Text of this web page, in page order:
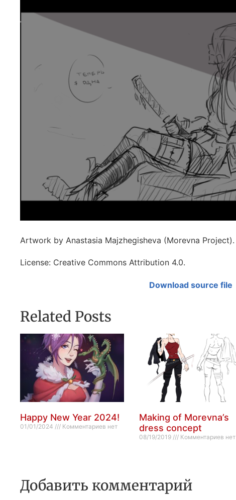
Artwork by Anastasia Majzhegisheva (Morevna Project).
License: Creative Commons Attribution 4.0.
Download source file
Related Posts
Happy New Year 2024!
01/01/2024 Комментариев нет
Making of Morevna’s
dress concept
08/19/2019 Комментариев нет
Добавить комментарий